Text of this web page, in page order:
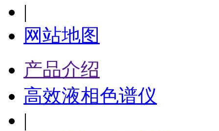
|
网站地图
产品介绍
高效液相色谱仪
|